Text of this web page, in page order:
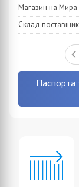
Магазин на
Склад
Паспорта